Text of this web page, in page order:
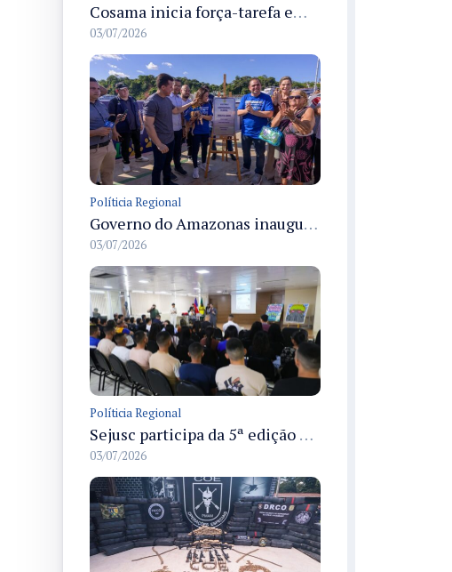
Cosama inicia força-tarefa em Anamã para fortalecer abastecimento de água e segurança hídrica da população
03/07/2026
Políticia Regional
Governo do Amazonas inaugura primeiro Castramóvel Fluvial para atendimento veterinário às comunidades ribeirinhas e castração gratuita
03/07/2026
Políticia Regional
Sejusc participa da 5ª edição do Caminhos Literários com foco na cultura hip-hop nas unidades socioeducativas
03/07/2026